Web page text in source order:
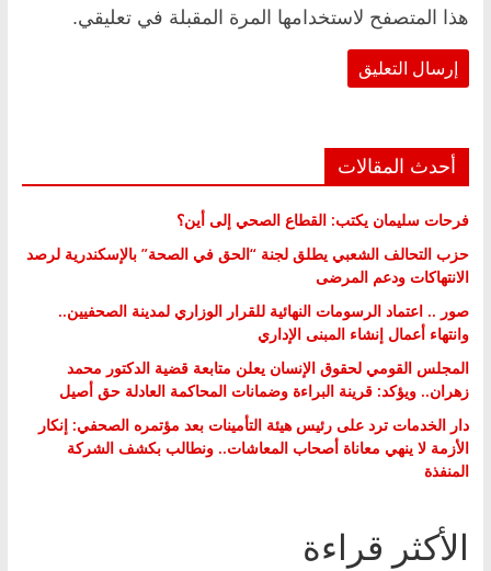
هذا المتصفح لاستخدامها المرة المقبلة في تعليقي.
أحدث المقالات
فرحات سليمان يكتب: القطاع الصحي إلى أين؟
حزب التحالف الشعبي يطلق لجنة “الحق في الصحة” بالإسكندرية لرصد
الانتهاكات ودعم المرضى
صور .. اعتماد الرسومات النهائية للقرار الوزاري لمدينة الصحفيين..
وانتهاء أعمال إنشاء المبنى الإداري
المجلس القومي لحقوق الإنسان يعلن متابعة قضية الدكتور محمد
زهران.. ويؤكد: قرينة البراءة وضمانات المحاكمة العادلة حق أصيل
دار الخدمات ترد على رئيس هيئة التأمينات بعد مؤتمره الصحفي: إنكار
الأزمة لا ينهي معاناة أصحاب المعاشات.. ونطالب بكشف الشركة
المنفذة
الأكثر قراءة